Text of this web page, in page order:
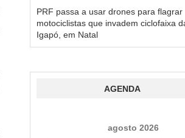
PRF passa a usar drones para flagrar
motociclistas que invadem ciclofaixa
Igapó, em Natal
AGENDA
agosto 2026